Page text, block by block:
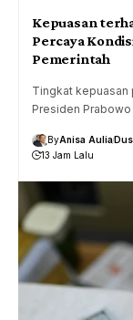
Kepuasan
Percaya
Pemerintah
Tingkat kepuasan
Presiden
ByAnisa Aulia
13 Jam Lalu